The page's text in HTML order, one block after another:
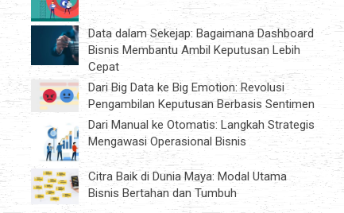
Data dalam Sekejap: Bagaimana Dashboard
Bisnis Membantu Ambil Keputusan Lebih
Cepat
Dari Big Data ke Big Emotion: Revolusi
Pengambilan Keputusan Berbasis Sentimen
Dari Manual ke Otomatis: Langkah Strategis
Mengawasi Operasional Bisnis
Citra Baik di Dunia Maya: Modal Utama
Bisnis Bertahan dan Tumbuh